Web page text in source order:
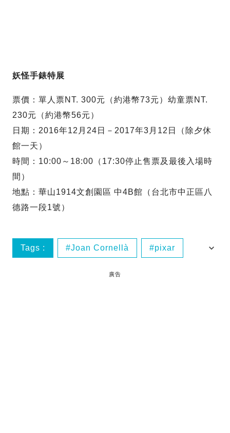
妖怪手錶特展
票價：單人票NT. 300元（約港幣73元）幼童票NT.
230元（約港幣56元）
日期：2016年12月24日－2017年3月12日（除夕休
館一天）
時間‌‌：10:00～18:00（17:30停止售票及最後入場時
間）
地點：華山1914文創園區 中4B館（台北市中正區八
德路一段1號）
Tags : Joan Cornellà pixar
廣告